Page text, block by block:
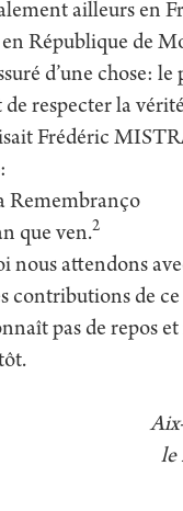
ailleurs en
République de
d’une chose: le
respecter la
Frédéric
Remembranço
que ven.2
nous attendons
contributions de ce
pas de repos
le